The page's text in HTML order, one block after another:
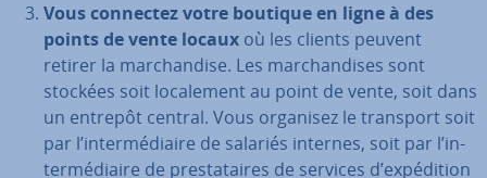
Vous connectez votre boutique en ligne à des
points de vente locaux où les clients peuvent
retirer la mar­chan­dise. Les mar­chan­dises sont
stockées soit lo­ca­le­ment au point de vente, soit dans
un entrepôt central. Vous organisez le transport soit
par l’in­ter­mé­diaire de salariés internes, soit par l’in­
ter­mé­diaire de pres­ta­taires de services d’ex­pé­di­tion